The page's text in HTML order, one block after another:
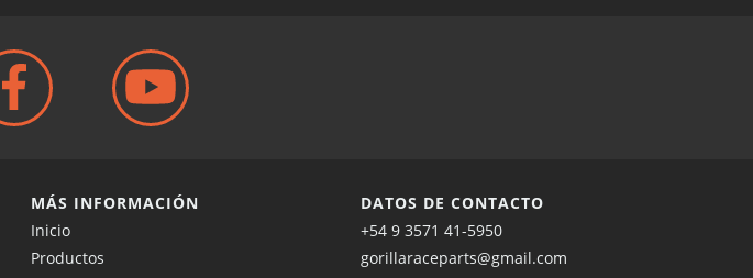
MÁS INFORMACIÓN
Inicio
Productos
DATOS DE CONTACTO
+54 9 3571 41-5950
gorillaraceparts@gmail.com